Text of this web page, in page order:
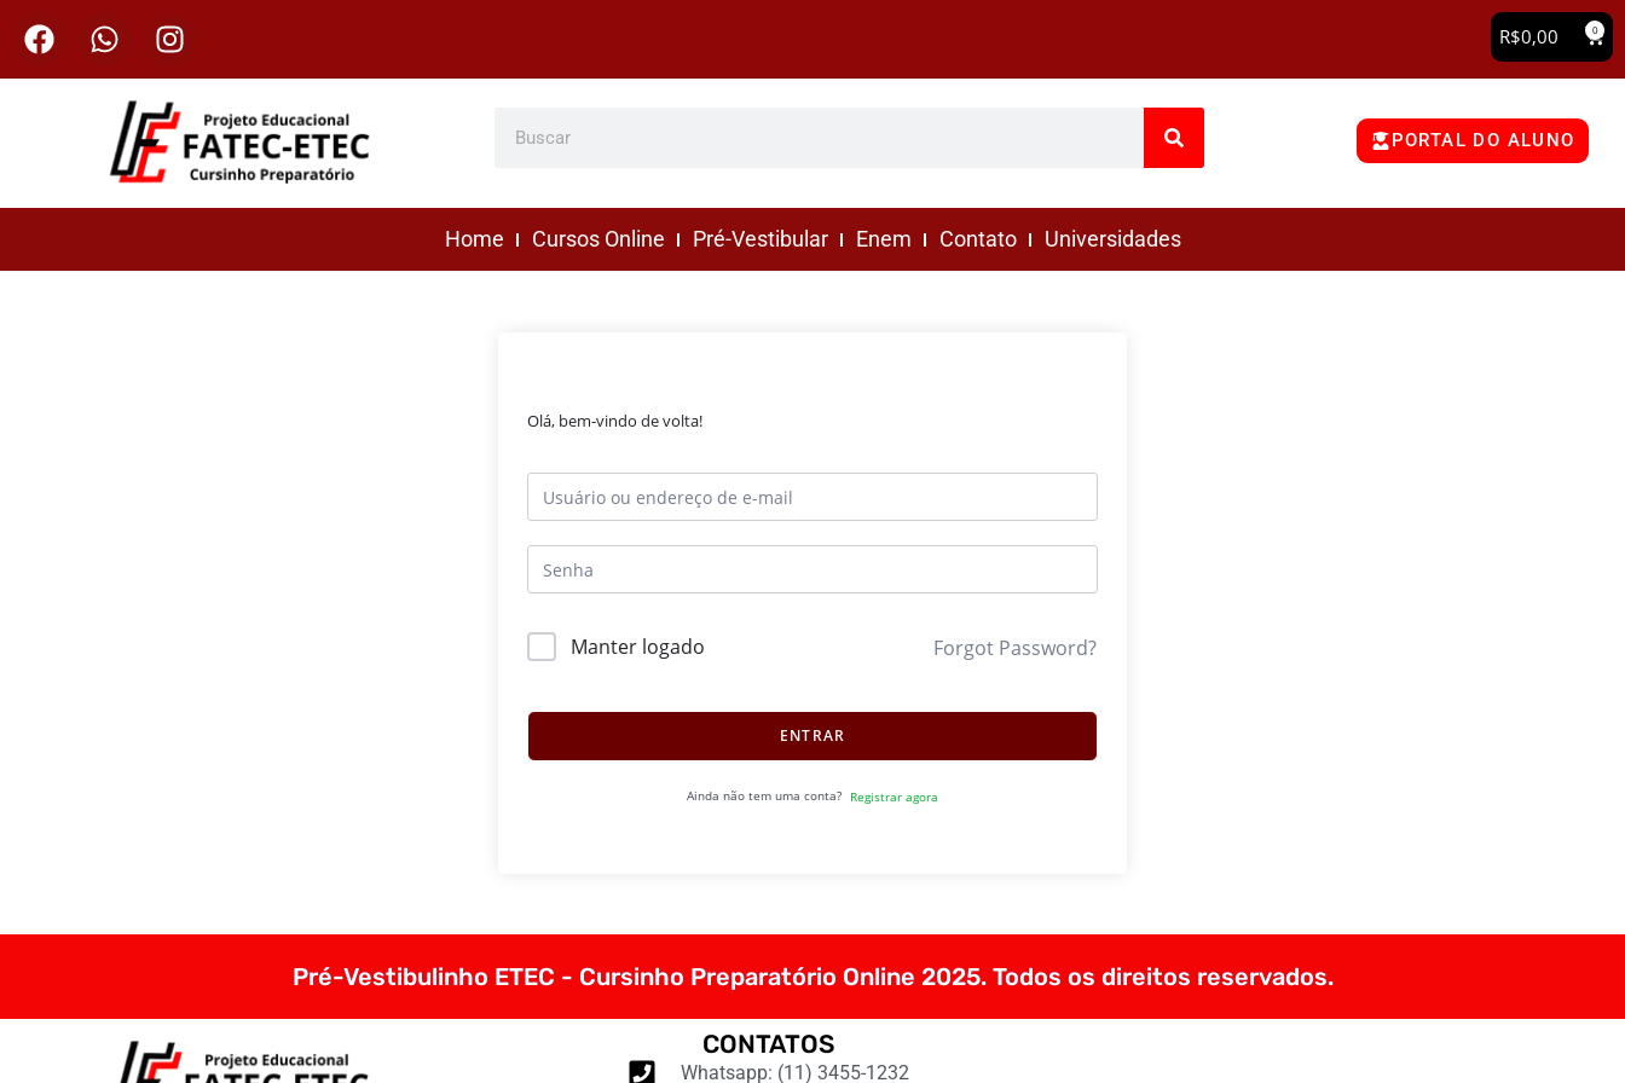
R$0,00 0
PORTAL DO ALUNO
Home Cursos Online Pré-Vestibular Enem Contato Universidades
Olá, bem-vindo de volta!
Manter logado Forgot Password?
ENTRAR
Ainda não tem uma conta? Registrar agora
Pré-Vestibulinho ETEC - Cursinho Preparatório Online 2025. Todos os direitos reservados.
CONTATOS
Whatsapp: (11) 3455-1232